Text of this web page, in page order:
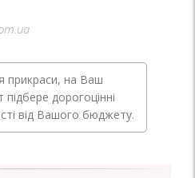
прикраси, на Ваш
дорогоцінні
від Вашого бюджету.